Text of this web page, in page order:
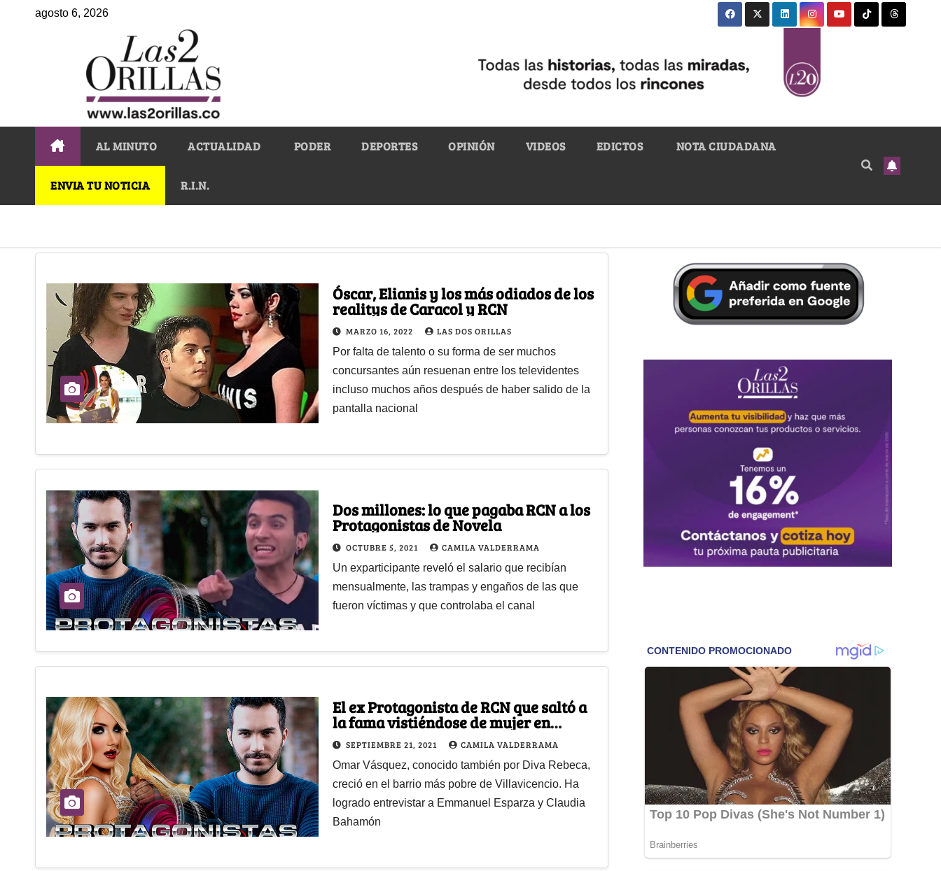
agosto 6, 2026
AL MINUTO ACTUALIDAD PODER DEPORTES OPINIÓN VIDEOS EDICTOS NOTA CIUDADANA
ENVIA TU NOTICIA R.I.N.
Óscar, Elianis y los más odiados de los
realitys de Caracol y RCN
MARZO 16, 2022 LAS DOS ORILLAS
Por falta de talento o su forma de ser muchos
concursantes aún resuenan entre los televidentes
incluso muchos años después de haber salido de la
pantalla nacional
Dos millones: lo que pagaba RCN a los
Protagonistas de Novela
OCTUBRE 5, 2021 CAMILA VALDERRAMA
Un exparticipante reveló el salario que recibían
mensualmente, las trampas y engaños de las que
fueron víctimas y que controlaba el canal
El ex Protagonista de RCN que saltó a
la fama vistiéndose de mujer en
YouTube
SEPTIEMBRE 21, 2021 CAMILA VALDERRAMA
Omar Vásquez, conocido también por Diva Rebeca,
creció en el barrio más pobre de Villavicencio. Ha
logrado entrevistar a Emmanuel Esparza y Claudia
Bahamón